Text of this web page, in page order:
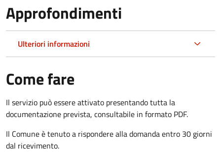
Approfondimenti
Ulteriori informazioni
Come fare
Il servizio può essere attivato presentando tutta la
documentazione prevista, consultabile in formato PDF.
Il Comune è tenuto a rispondere alla domanda entro 30 giorni
dal ricevimento.